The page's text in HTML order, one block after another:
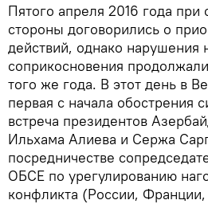
Пятого апреля 2016 года
стороны договорились о
действий, однако нарушения
соприкосновения
того же года. В этот день в
первая с начала обострения
встреча президентов
Ильхама Алиева и Сержа
посредничестве
ОБСЕ по урегулированию
конфликта (России,